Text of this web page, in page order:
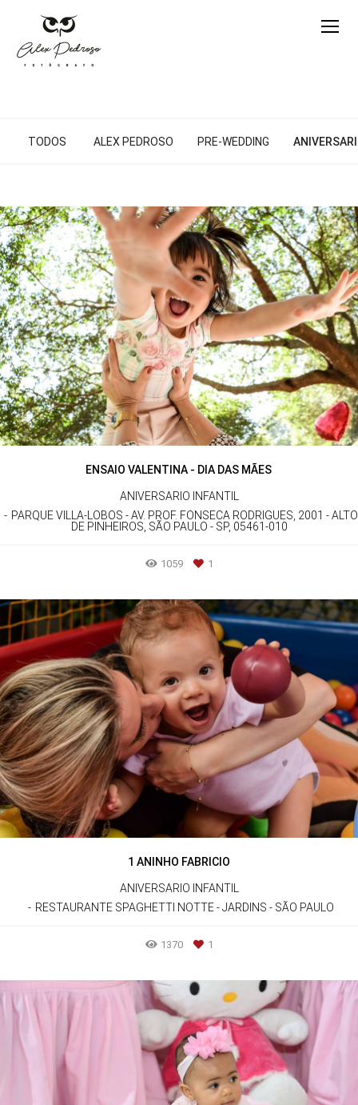
TODOS ALEX PEDROSO PRE-WEDDING
ENSAIO VALENTINA - DIA DAS MÃES
ANIVERSARIO INFANTIL
PARQUE VILLA-LOBOS - AV. PROF. FONSECA RODRIGUES, 2001 - ALTO
DE PINHEIROS, SÃO PAULO - SP, 05461-010
1059 1
1 ANINHO FABRICIO
ANIVERSARIO INFANTIL
RESTAURANTE SPAGHETTI NOTTE - JARDINS - SÃO PAULO
1370 1